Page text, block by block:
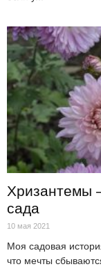
Хризантемы
сада
10 мая 2021
Моя садовая
что мечты